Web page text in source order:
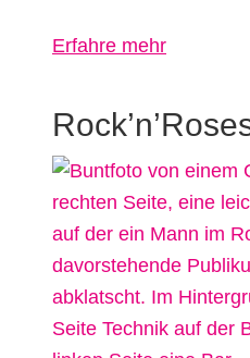
Erfahre mehrüber
Anfang!